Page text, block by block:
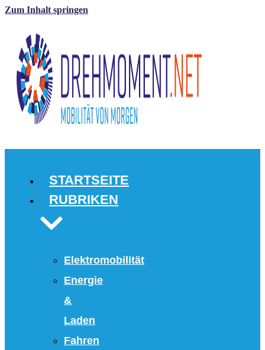
Zum Inhalt springen
STARTSEITE
RUBRIKEN
Elektromobilität
Energie
&
Laden
Fahren